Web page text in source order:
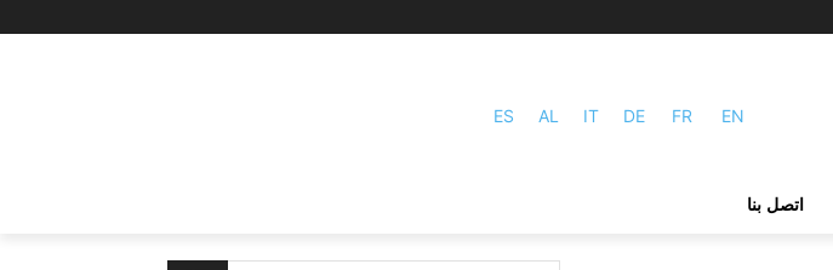
ES AL IT DE FR EN
اتصل بنا